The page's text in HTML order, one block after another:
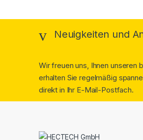
Neuigkeiten und
Wir freuen uns, Ihnen unseren
erhalten Sie regelmäßig
direkt in Ihr E-Mail-Postfach.